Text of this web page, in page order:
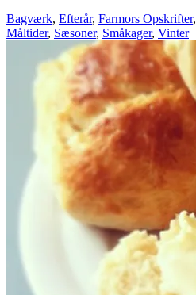
Bagværk, Efterår, Farmors Opskrifter,
Måltider, Sæsoner, Småkager, Vinter